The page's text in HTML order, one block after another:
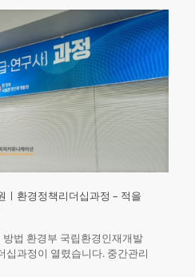
ㅣ환경정책리더십과정 – 적을
법 환경부 국립환경인재개발
십과정이 열렸습니다.​ 중간관리